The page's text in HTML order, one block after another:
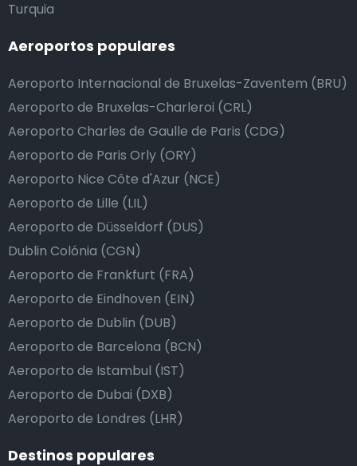
Turquia
Aeroportos populares
Aeroporto Internacional de Bruxelas-Zaventem (BRU)
Aeroporto de Bruxelas-Charleroi (CRL)
Aeroporto Charles de Gaulle de Paris (CDG)
Aeroporto de Paris Orly (ORY)
Aeroporto Nice Côte d'Azur (NCE)
Aeroporto de Lille (LIL)
Aeroporto de Düsseldorf (DUS)
Dublin Colónia (CGN)
Aeroporto de Frankfurt (FRA)
Aeroporto de Eindhoven (EIN)
Aeroporto de Dublin (DUB)
Aeroporto de Barcelona (BCN)
Aeroporto de Istambul (IST)
Aeroporto de Dubai (DXB)
Aeroporto de Londres (LHR)
Destinos populares